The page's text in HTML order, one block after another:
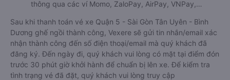
thông qua các ví Momo, ZaloPay, AirPay, VNPay,…
Sau khi thanh toán vé xe Quận 5 - Sài Gòn Tân Uyên - Bình
Dương ghế ngồi thành công, Vexere sẽ gửi tin nhắn/email xác
nhận thành công đến số điện thoại/email mà quý khách đã
đăng ký. Đến ngày đi, quý khách vui lòng có mặt tại điểm đón
trước 30 phút giờ khởi hành để chuẩn bị lên xe. Để kiểm tra
tình trạng vé đã đặt, quý khách vui lòng truy cập